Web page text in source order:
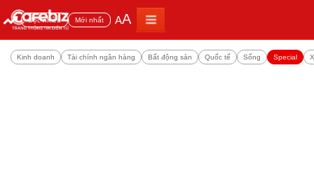
Đọc nhiều Mới nhất AA
Kinh doanh Tài chính ngân hàng Bất động sản Quốc tế Sống Special